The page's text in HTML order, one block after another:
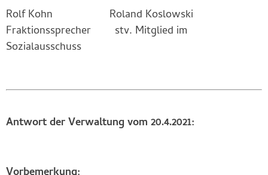
Rolf Kohn Roland Koslowski
Fraktionssprecher stv. Mitglied im
Sozialausschuss
Antwort der Verwaltung vom 20.4.2021: